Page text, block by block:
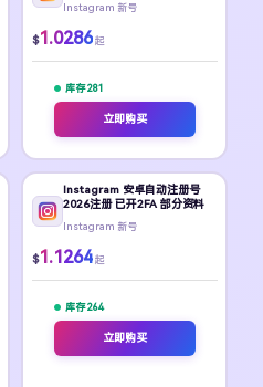
Instagram 新号
$1.0286 起
库存 281
立即购买
Instagram 安卓自动注册号
2026注册 已开2FA 部分资料
Instagram 新号
$1.1264 起
库存 264
立即购买